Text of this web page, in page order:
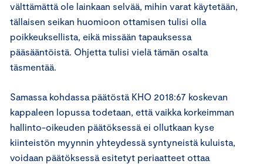
välttämättä ole lainkaan selvää, mihin varat käytetään,
tällaisen seikan huomioon ottamisen tulisi olla
poikkeuksellista, eikä missään tapauksessa
pääsääntöistä. Ohjetta tulisi vielä tämän osalta
täsmentää.
Samassa kohdassa päätöstä KHO 2018:67 koskevan
kappaleen lopussa todetaan, että vaikka korkeimman
hallinto-oikeuden päätöksessä ei ollutkaan kyse
kiinteistön myynnin yhteydessä syntyneistä kuluista,
voidaan päätöksessä esitetyt periaatteet ottaa